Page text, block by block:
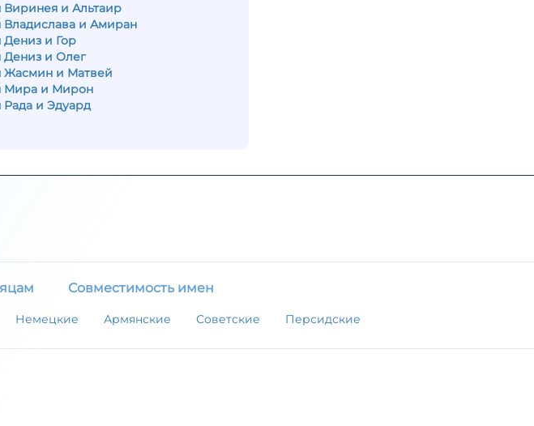
и Альтаир
и Амиран
и Гор
Дениз и Олег
Жасмин и Матвей
Мира и Мирон
и Эдуард
Совместимость имен
Немецкие Армянские Советские Персидские